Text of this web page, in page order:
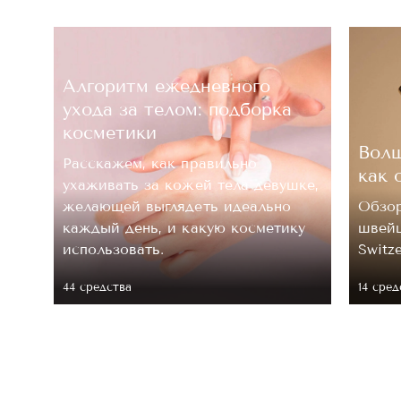
Алгоритм ежедневного
ухода за телом: подборка
косметики
Расскажем, как правильно
ухаживать за кожей тела девушке,
желающей выглядеть идеально
каждый день, и какую косметику
использовать.
44 средствa
как
14